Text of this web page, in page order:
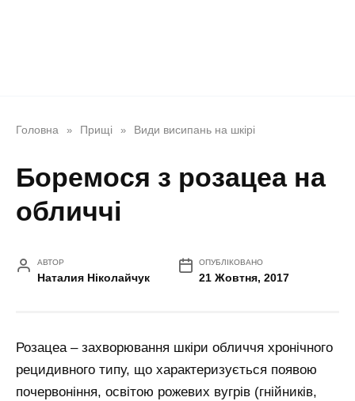
Головна » Прищі » Види висипань на шкірі
Боремося з розацеа на
обличчі
АВТОР
Наталия Ніколайчук
ОПУБЛІКОВАНО
21 Жовтня, 2017
Розацеа – захворювання шкіри обличчя хронічного
рецидивного типу, що характеризується появою
почервоніння, освітою рожевих вугрів (гнійників,